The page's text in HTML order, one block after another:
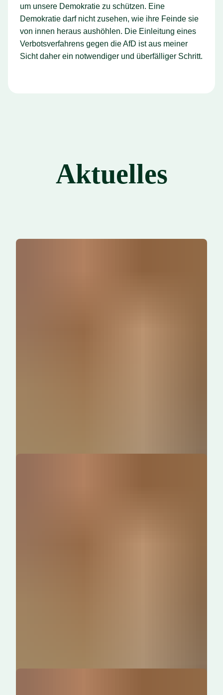
um unsere Demokratie zu schützen. Eine
Demokratie darf nicht zusehen, wie ihre Feinde sie
von innen heraus aushöhlen. Die Einleitung eines
Verbotsverfahrens gegen die AfD ist aus meiner
Sicht daher ein notwendiger und überfälliger Schritt.
Aktuelles